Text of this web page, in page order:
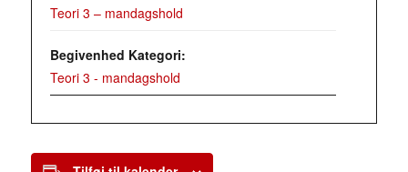
Teori 3 – mandagshold
Begivenhed Kategori:
Teori 3 - mandagshold